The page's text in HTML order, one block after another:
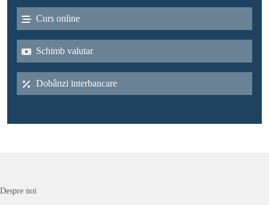
Curs online
Schimb valutar
Dobânzi interbancare
Despre noi